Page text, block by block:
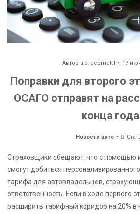
Автор sib_ecometal 17
Поправки для второго
ОСАГО отправят на
конца года
Новости авто
Страховщики обещают, что с помощью
смогут добиться
тарифа для автовладельцев,
ответственность. Если в ходе первого
расширить тарифный коридор на 20% в